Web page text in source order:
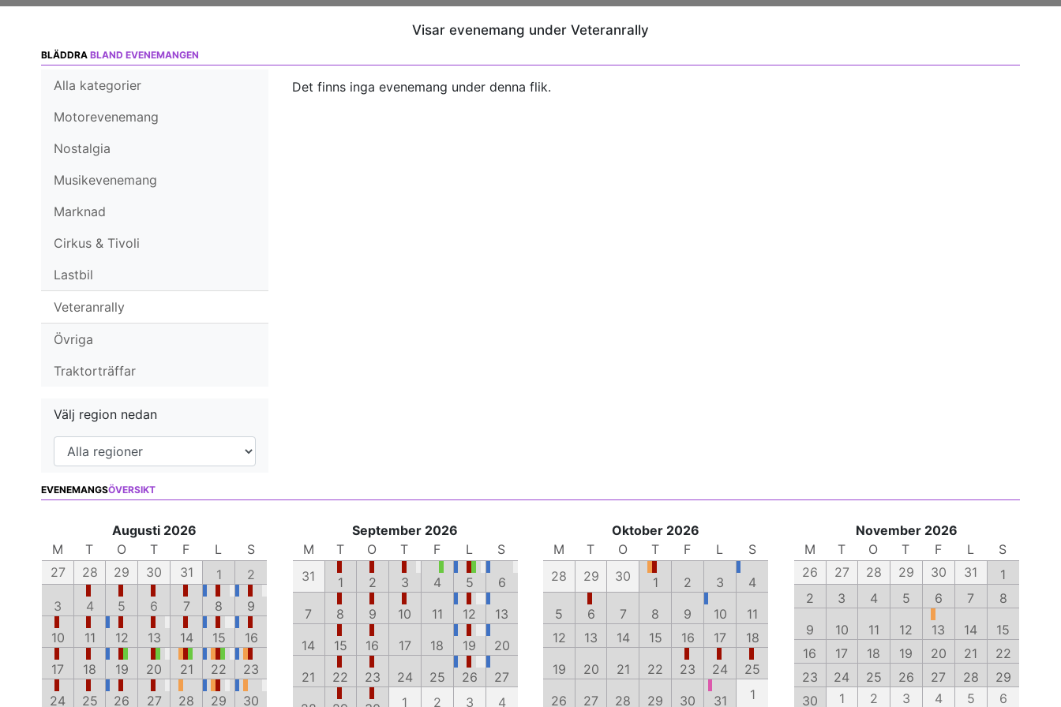
Visar evenemang under Veteranrally
BLÄDDRA BLAND EVENEMANGEN
Alla kategorier
Motorevenemang
Nostalgia
Musikevenemang
Marknad
Cirkus & Tivoli
Lastbil
Veteranrally
Övriga
Traktorträffar
Välj region nedan
Det finns inga evenemang under denna flik.
EVENEMANGSÖVERSIKT
Augusti 2026
M
T O T F L
S
27
28 29 30 31 1
2
3
4 5 6 7 8
9
10
11 12 13 14 15
16
17
18 19 20 21 22
23
24
25 26 27 28 29 30
September 2026
M
T O T F L
S
31
1 2 3 4 5
6
7
8 9 10 11 12
13
14
15 16 17 18 19
20
21
22 23 24 25 26
27
1 2 3 4
Oktober 2026
M
T O T F L
S
28
29 30 1 2 3
4
5
6 7 8 9 10
11
12
13 14 15 16 17
18
19
20 21 22 23 24
25
26
27 28 29 30 31 1
November 2026
M
T O T F L
S
26
27 28 29 30 31
1
2
3 4 5 6 7
8
9
10 11 12 13 14
15
16
17 18 19 20 21
22
23
24 25 26 27 28
29
30
1 2 3 4 5 6